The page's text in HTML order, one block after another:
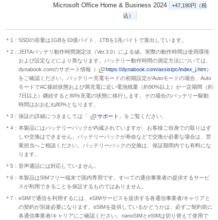
Microsoft Office Home & Business 2024
+47,190円（税
込）
＊1：SSDの容量は1GBを10億バイト、1TBを1兆バイトで算出しています。
＊2：JEITAバッテリ動作時間測定法（Ver.3.0）による値。実際の動作時間は使用環境
および設定などにより異なります。バッテリー動作時間の測定方法については、
dynabook.comのサポート情報（
https://dynabook.com/assistpc/index_j.htm）
をご確認ください。バッテリー充電モードの初期設定がAutoモードの場合、Auto
モードでAC接続状態および満充電に近い電池残量（約90%以上）が一定期間（約
7日以上）継続すると80%充電の状態に移行します。その場合のバッテリー駆動
時間はおおむね80%となります。
＊3：保証の詳細につきましては「
サポート 」をご覧ください。
＊4：本製品にはバッテリーパックが内蔵されていますが、お客様ご自身での取りはず
しや交換はできません。バッテリーパックが寿命などで交換が必要な場合は、営
業担当へご相談ください。バッテリーパックの交換は、保証期間内でも有料にな
ります。
＊5：音声通話には対応していません。
＊6：本製品はSIMフリー端末で国内専用です。すべての通信事業者の提供するサービ
スが利用できることを保証するものではありません。
＊7：eSIMで通信を利用するには、eSIMサービスを提供する各通信事業者/キャリアと
の契約が別途必要になります。eSIMを提供しているかどうかは、必ずご契約前に
各通信事業者/キャリアにご確認ください。nanoSIMとeSIMは切り替えて使用で